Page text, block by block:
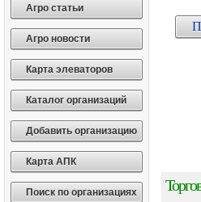
Агро статьи
Агро новости
Карта элеваторов
Каталог организаций
Добавить организацию
Карта АПК
Поиск по организациях